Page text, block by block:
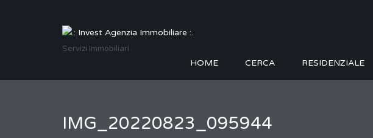
Servizi Immobiliari
HOME CERCA RESIDENZIALE
IMG_20220823_095944